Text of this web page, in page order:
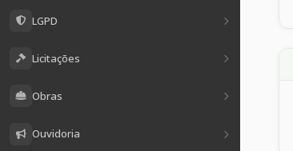
LGPD
Licitações
Obras
Ouvidoria